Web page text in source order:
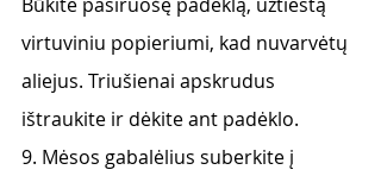
virtuviniu popieriumi, kad nuvarvėtų
aliejus. Triušienai apskrudus
ištraukite ir dėkite ant padėklo.
9. Mėsos gabalėlius suberkite į